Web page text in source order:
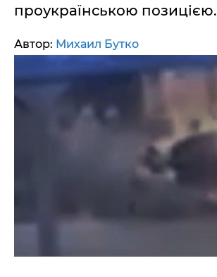
проукраїнською позицією.
Автор: Михаил Бутко